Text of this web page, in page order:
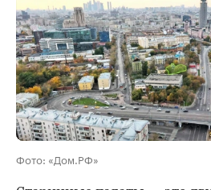
00:00 / 00:00
Фото: «Дом.РФ»